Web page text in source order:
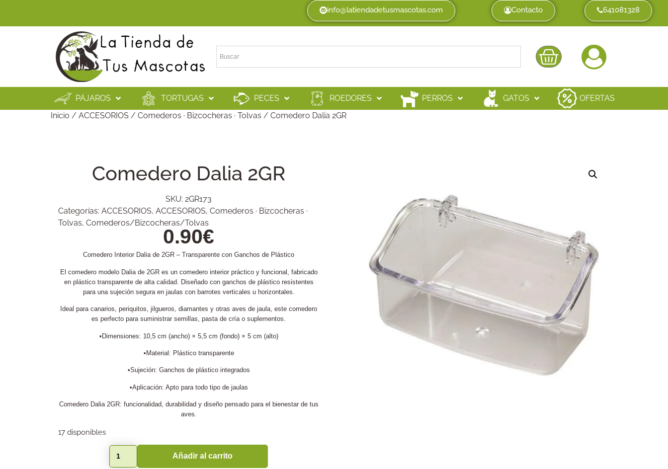
info@latiendadetusmascotas.com Contacto 641081328
PÁJAROS TORTUGAS PECES ROEDORES PERROS GATOS
OFERTAS
Inicio / ACCESORIOS / Comederos · Bizcocheras · Tolvas / Comedero Dalia 2GR
Comedero Dalia 2GR
SKU: 2GR173
Categorías: ACCESORIOS, ACCESORIOS, Comederos · Bizcocheras ·
Tolvas, Comederos/Bizcocheras/Tolvas
0.90€
Comedero Interior Dalia de 2GR – Transparente con Ganchos de Plástico
El comedero modelo Dalia de 2GR es un comedero interior práctico y funcional, fabricado
en plástico transparente de alta calidad. Diseñado con ganchos de plástico resistentes
para una sujeción segura en jaulas con barrotes verticales u horizontales.
Ideal para canarios, periquitos, jilgueros, diamantes y otras aves de jaula, este comedero
es perfecto para suministrar semillas, pasta de cría o suplementos.
•Dimensiones: 10,5 cm (ancho) × 5,5 cm (fondo) × 5 cm (alto)
•Material: Plástico transparente
•Sujeción: Ganchos de plástico integrados
•Aplicación: Apto para todo tipo de jaulas
Comedero Dalia 2GR: funcionalidad, durabilidad y diseño pensado para el bienestar de tus
aves.
17 disponibles
Añadir al carrito